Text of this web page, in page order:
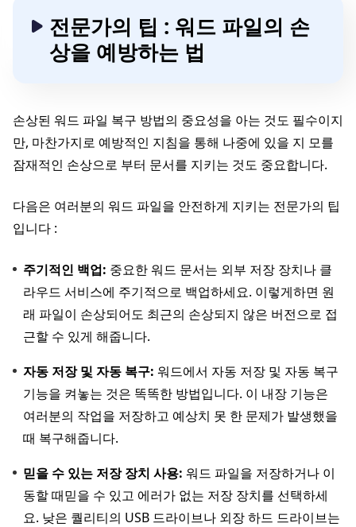
전문가의 팁 : 워드 파일의 손
상을 예방하는 법
손상된 워드 파일 복구 방법의 중요성을 아는 것도 필수이지
만, 마찬가지로 예방적인 지침을 통해 나중에 있을 지 모를
잠재적인 손상으로 부터 문서를 지키는 것도 중요합니다.
다음은 여러분의 워드 파일을 안전하게 지키는 전문가의 팁
입니다 :
주기적인 백업: 중요한 워드 문서는 외부 저장 장치나 클
라우드 서비스에 주기적으로 백업하세요. 이렇게하면 원
래 파일이 손상되어도 최근의 손상되지 않은 버전으로 접
근할 수 있게 해줍니다.
자동 저장 및 자동 복구: 워드에서 자동 저장 및 자동 복구
기능을 켜놓는 것은 똑똑한 방법입니다. 이 내장 기능은
여러분의 작업을 저장하고 예상치 못 한 문제가 발생했을
때 복구해줍니다.
믿을 수 있는 저장 장치 사용: 워드 파일을 저장하거나 이
동할 때믿을 수 있고 에러가 없는 저장 장치를 선택하세
요. 낮은 퀄리티의 USB 드라이브나 외장 하드 드라이브는